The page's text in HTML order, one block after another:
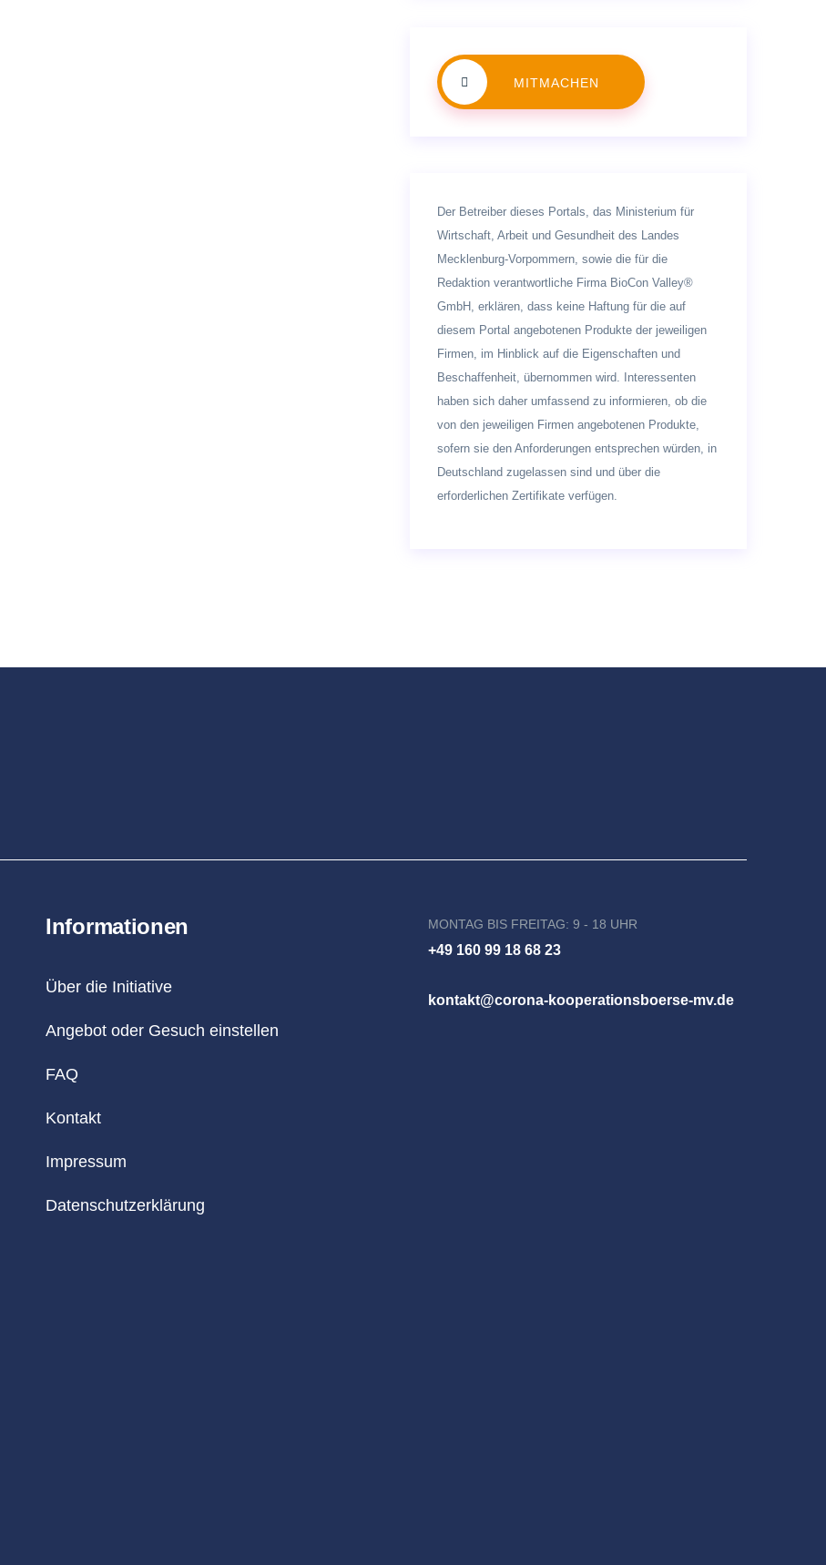
MITMACHEN
Der Betreiber dieses Portals, das Ministerium für
Wirtschaft, Arbeit und Gesundheit des Landes
Mecklenburg-Vorpommern, sowie die für die
Redaktion verantwortliche Firma BioCon Valley®
GmbH, erklären, dass keine Haftung für die auf
diesem Portal angebotenen Produkte der jeweiligen
Firmen, im Hinblick auf die Eigenschaften und
Beschaffenheit, übernommen wird. Interessenten
haben sich daher umfassend zu informieren, ob die
von den jeweiligen Firmen angebotenen Produkte,
sofern sie den Anforderungen entsprechen würden, in
Deutschland zugelassen sind und über die
erforderlichen Zertifikate verfügen.
Informationen
Über die Initiative
Angebot oder Gesuch einstellen
FAQ
Kontakt
Impressum
Datenschutzerklärung
MONTAG BIS FREITAG: 9 - 18 UHR
+49 160 99 18 68 23
kontakt@corona-kooperationsboerse-mv.de